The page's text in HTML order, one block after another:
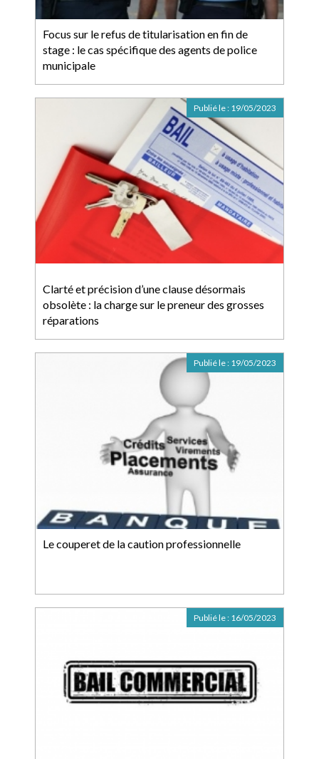
Focus sur le refus de titularisation en fin de
stage : le cas spécifique des agents de police
municipale
Clarté et précision d’une clause désormais
obsolète : la charge sur le preneur des grosses
réparations
Publié le : 19/05/2023
Le couperet de la caution professionnelle
Publié le : 19/05/2023
Publié le : 16/05/2023